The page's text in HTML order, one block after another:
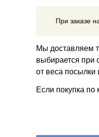
При заказе
Мы доставляем
выбирается при
от веса посылки
Если покупка